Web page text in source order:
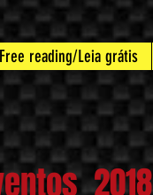
Free reading/Leia grátis
2018